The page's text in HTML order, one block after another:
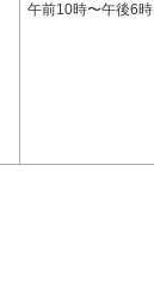
午前10時〜午後6時